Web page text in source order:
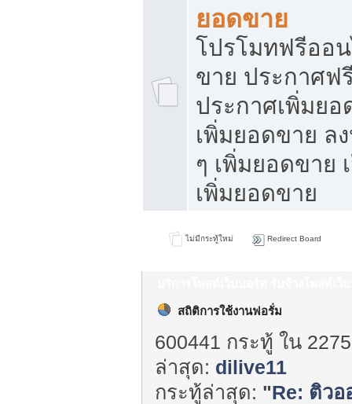
ยอดขาย
โปรโมทฟรีออ
ขาย ประกาศฟ
ประกาศเพิ่มย
เพิ่มยอดขาย ล
ๆ เพิ่มยอดขาย
เพิ่มยอดขาย
ไม่มีกระทู้ใหม่ Redirect Board
สถิติการใช้งานฟอรั่ม
600441 กระทู้ ใน
ล่าสุด: dilive11
กระทู้ล่าสุด: "Re: ติวอ